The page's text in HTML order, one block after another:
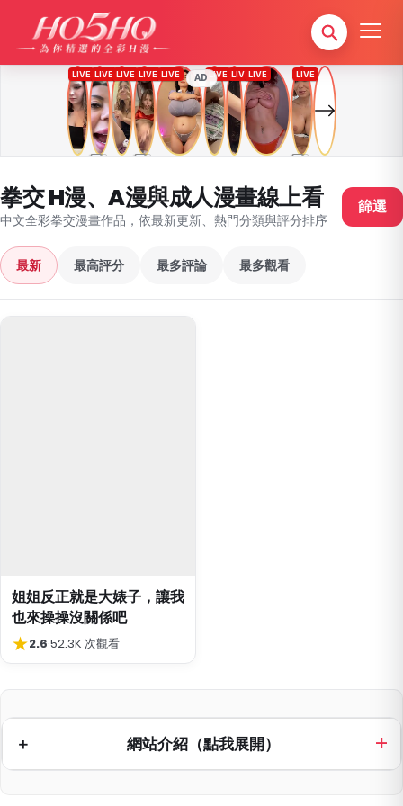
AD
拳交 H漫、A漫與成人漫畫線上看
中文全彩拳交漫畫作品，依最新更新、熱門分類與評分排序
篩選
最新 最高評分 最多評論 最多觀看
姐姐反正就是大婊子，讓我
也來操操沒關係吧
★2.6·52.3K 次觀看
網站介紹（點我展開）